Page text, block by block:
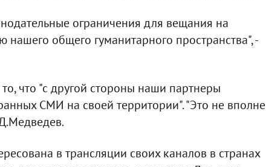
ограничения для вещания на
нашего общего гуманитарного пространства", -
что "с другой стороны наши партнеры
СМИ на своей территории". "Это не вполне
в трансляции своих каналов в странах